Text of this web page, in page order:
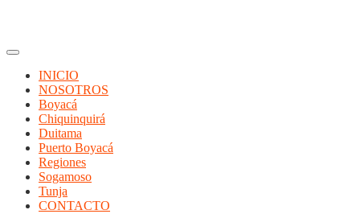
INICIO
NOSOTROS
Boyacá
Chiquinquirá
Duitama
Puerto Boyacá
Regiones
Sogamoso
Tunja
CONTACTO